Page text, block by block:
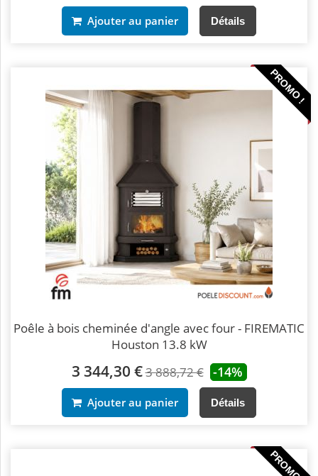
Ajouter au panier Détails
PROMO !
Poêle à bois cheminée d'angle avec four - FIREMATIC
Houston 13.8 kW
3 344,30 €3 888,72 € -14%
Ajouter au panier Détails
PROMO !